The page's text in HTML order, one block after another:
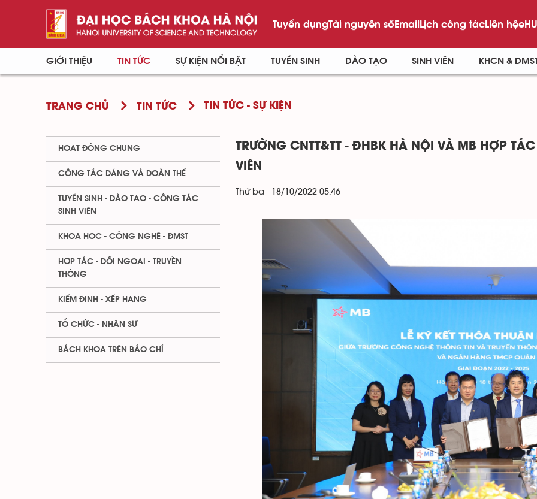
Tuyển dụngTài nguyên sốEmailLịch công tácLiên hệ
GIỚI THIỆU TIN TỨC SỰ KIỆN NỔI BẬT TUYỂN SINH ĐÀO TẠO SINH VIÊN KHCN &
TRANG CHỦ TIN TỨC TIN TỨC - SỰ KIỆN
TRƯỜNG CNTT&TT - ĐHBK HÀ NỘI VÀ MB HỢP
VIÊN
Thứ ba - 18/10/2022 05:46
HOẠT ĐỘNG CHUNG
CÔNG TÁC ĐẢNG VÀ ĐOÀN THỂ
TUYỂN SINH - ĐÀO TẠO - CÔNG TÁC
SINH VIÊN
KHOA HỌC - CÔNG NGHỆ - ĐMST
HỢP TÁC - ĐỐI NGOẠI - TRUYỀN
THÔNG
KIỂM ĐỊNH - XẾP HẠNG
TỔ CHỨC - NHÂN SỰ
BÁCH KHOA TRÊN BÁO CHÍ